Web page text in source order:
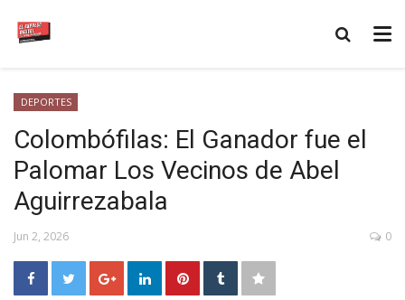
DEPORTES
Colombófilas: El Ganador fue el
Palomar Los Vecinos de Abel
Aguirrezabala
Jun 2, 2026 0